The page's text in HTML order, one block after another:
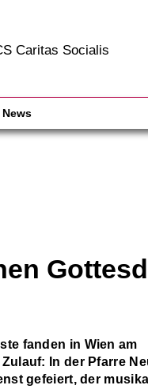
Caritas Socialis
News
fanden in Wien am
In der Pfarre
gefeiert, der